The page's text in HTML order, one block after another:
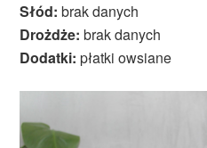
Słód: brak danych
Drożdże: brak danych
Dodatki: płatki owsiane